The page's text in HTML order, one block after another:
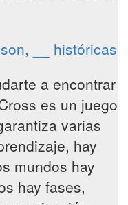
__ históricas
a encontrar
es un juego
varias
hay
mundos hay
hay fases,